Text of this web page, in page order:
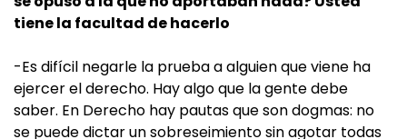
tiene la facultad de hacerlo
-Es difícil negarle la prueba a alguien que viene ha
ejercer el derecho. Hay algo que la gente debe
saber. En Derecho hay pautas que son dogmas: no
se puede dictar un sobreseimiento sin agotar todas